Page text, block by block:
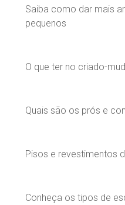
Saiba como dar mais
pequenos
O que ter no criado-
Quais são os prós e
Pisos e revestimentos
Conheça os tipos de